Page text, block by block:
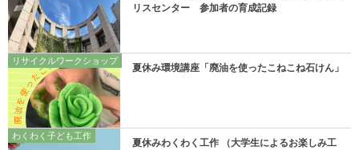
リスセンター 参加者の育成記録
リサイクルワークショップ
夏休み環境講座「廃油を使ったこねこね石けん」
わくわく子ども工作
夏休みわくわく工作 （大学生によるお楽しみ工